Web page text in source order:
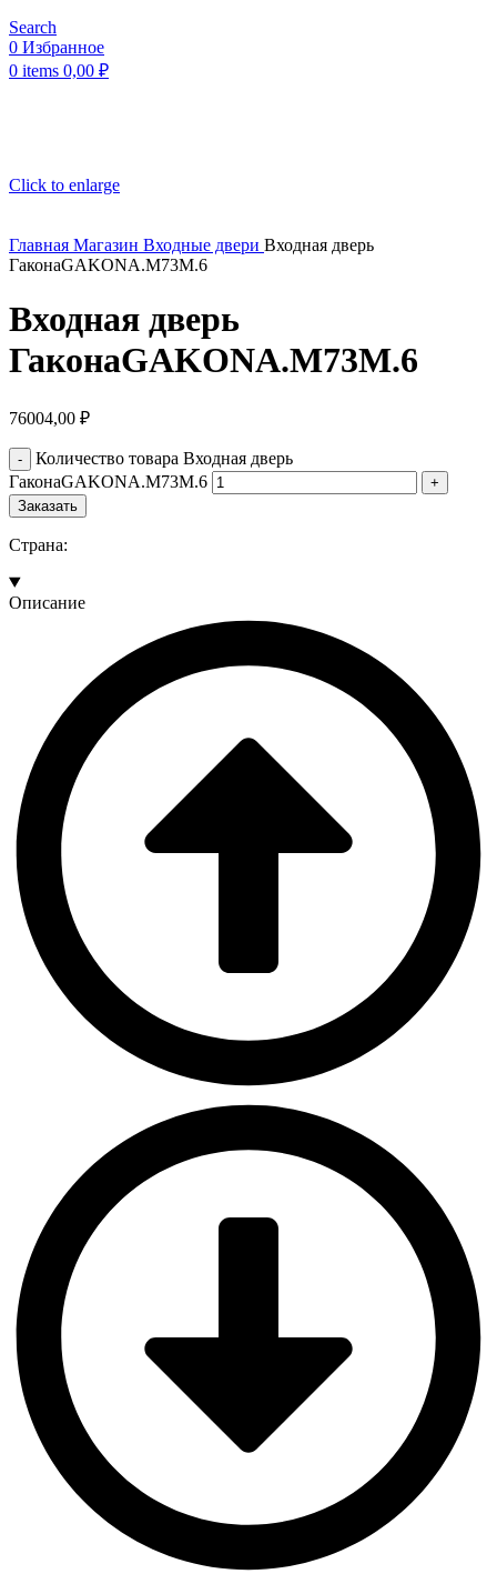
Search
0 Избранное
0 items 0,00 ₽
Click to enlarge
Главная Магазин Входные двери Входная дверь
ГаконаGAKONA.M73M.6
Входная дверь
ГаконаGAKONA.M73M.6
76004,00 ₽
Количество товара Входная дверь
ГаконаGAKONA.M73M.6
Заказать
Страна:
Описание